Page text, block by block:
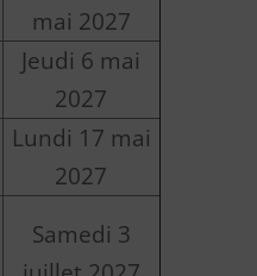
mai 2027
Jeudi 6 mai
2027
Lundi 17 mai
2027
Samedi 3